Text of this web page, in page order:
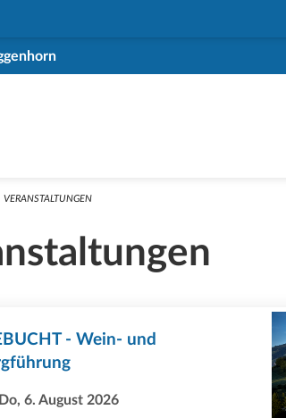
VERANSTALTUNGEN
- Wein- und
Do, 6. August 2026